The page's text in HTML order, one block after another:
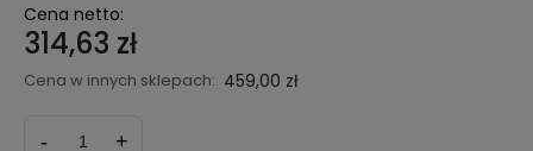
Cena netto:
314,63 zł
Cena w innych sklepach: 459,00 zł
- +